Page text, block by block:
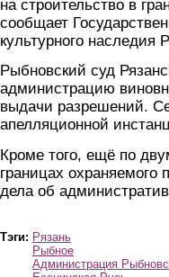
на строительство в
сообщает
культурного наследия
Рыбновский суд
администрацию
выдачи разрешений.
апелляционной
Кроме того, ещё по
границах
дела об
Тэги: Рязань
Рыбное
Администрация